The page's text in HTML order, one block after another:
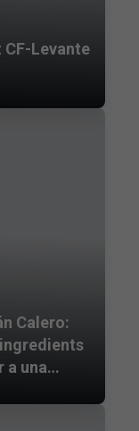
CF-Levante
Calero:
a una